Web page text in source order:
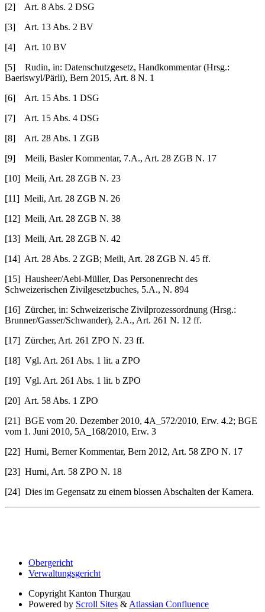
[2] Art. 8 Abs. 2 DSG
[3] Art. 13 Abs. 2 BV
[4] Art. 10 BV
[5] Rudin, in: Datenschutzgesetz, Handkommentar (Hrsg.:
Baeriswyl/Pärli), Bern 2015, Art. 8 N. 1
[6] Art. 15 Abs. 1 DSG
[7] Art. 15 Abs. 4 DSG
[8] Art. 28 Abs. 1 ZGB
[9] Meili, Basler Kommentar, 7.A., Art. 28 ZGB N. 17
[10] Meili, Art. 28 ZGB N. 23
[11] Meili, Art. 28 ZGB N. 26
[12] Meili, Art. 28 ZGB N. 38
[13] Meili, Art. 28 ZGB N. 42
[14] Art. 28 Abs. 2 ZGB; Meili, Art. 28 ZGB N. 45 ff.
[15] Hausheer/Aebi-Müller, Das Personenrecht des
Schweizerischen Zivilgesetzbuches, 5.A., N. 894
[16] Zürcher, in: Schweizerische Zivilprozessordnung (Hrsg.:
Brunner/Gasser/Schwander), 2.A., Art. 261 N. 12 ff.
[17] Zürcher, Art. 261 ZPO N. 23 ff.
[18] Vgl. Art. 261 Abs. 1 lit. a ZPO
[19] Vgl. Art. 261 Abs. 1 lit. b ZPO
[20] Art. 58 Abs. 1 ZPO
[21] BGE vom 20. Dezember 2010, 4A_572/2010, Erw. 4.2; BGE
vom 1. Juni 2010, 5A_168/2010, Erw. 3
[22] Hurni, Berner Kommentar, Bern 2012, Art. 58 ZPO N. 17
[23] Hurni, Art. 58 ZPO N. 18
[24] Dies im Gegensatz zu einem blossen Abschalten der Kamera.
Obergericht
Verwaltungsgericht
Copyright Kanton Thurgau
Powered by Scroll Sites &Atlassian Confluence